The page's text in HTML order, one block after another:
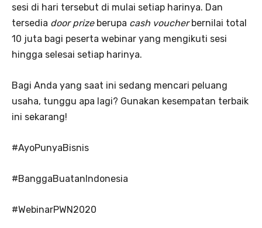
sesi di hari tersebut di mulai setiap harinya. Dan
tersedia door prize berupa cash voucherbernilai total
10 juta bagi peserta webinar yang mengikuti sesi
hingga selesai setiap harinya.
Bagi Anda yang saat ini sedang mencari peluang
usaha, tunggu apa lagi? Gunakan kesempatan terbaik
ini sekarang!
#AyoPunyaBisnis
#BanggaBuatanIndonesia
#WebinarPWN2020